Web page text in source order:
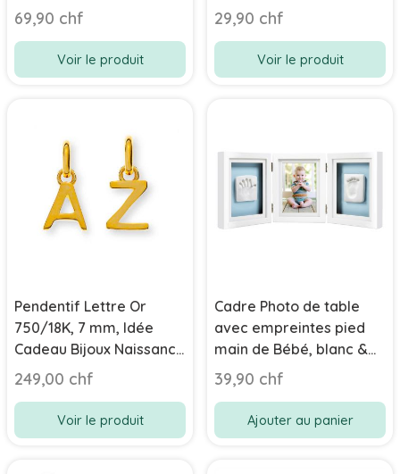
Aismée
69,90 chf
Voir le produit
29,90 chf
Voir le produit
Pendentif Lettre Or
750/18K, 7 mm, Idée
Cadeau Bijoux Naissance
ou Anniversaire, Bébé
Enfant ou Adulte
249,00 chf
Voir le produit
Cadre Photo de table
avec empreintes pied
main de Bébé, blanc &
bleu/rose Pearhead
39,90 chf
Ajouter au panier